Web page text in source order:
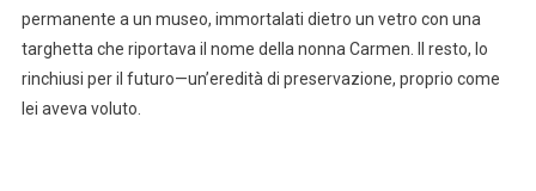
permanente a un museo, immortalati dietro un vetro con una
targhetta che riportava il nome della nonna Carmen. Il resto, lo
rinchiusi per il futuro—un’eredità di preservazione, proprio come
lei aveva voluto.